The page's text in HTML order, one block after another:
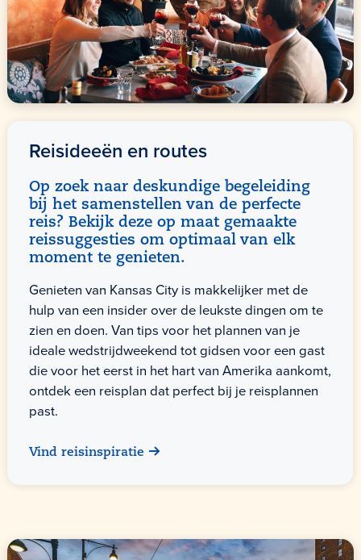
Reisideeën en routes
Op zoek naar deskundige begeleiding
bij het samenstellen van de perfecte
reis? Bekijk deze op maat gemaakte
reissuggesties om optimaal van elk
moment te genieten.
Genieten van Kansas City is makkelijker met de
hulp van een insider over de leukste dingen om te
zien en doen. Van tips voor het plannen van je
ideale wedstrijdweekend tot gidsen voor een gast
die voor het eerst in het hart van Amerika aankomt,
ontdek een reisplan dat perfect bij je reisplannen
past.
Vind reisinspiratie